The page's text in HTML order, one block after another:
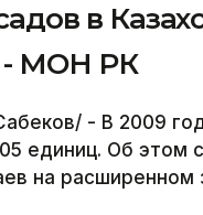
в
- МОН РК
- В 2009
единиц. Об этом
на расширенном